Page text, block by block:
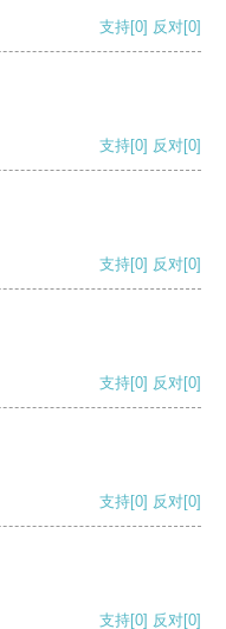
支持[0] 反对[0]
支持[0] 反对[0]
支持[0] 反对[0]
支持[0] 反对[0]
支持[0] 反对[0]
支持[0] 反对[0]